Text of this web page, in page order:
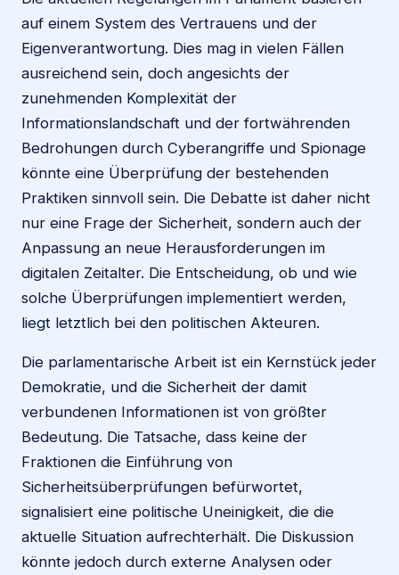
auf einem System des Vertrauens und der
Eigenverantwortung. Dies mag in vielen Fällen
ausreichend sein, doch angesichts der
zunehmenden Komplexität der
Informationslandschaft und der fortwährenden
Bedrohungen durch Cyberangriffe und Spionage
könnte eine Überprüfung der bestehenden
Praktiken sinnvoll sein. Die Debatte ist daher nicht
nur eine Frage der Sicherheit, sondern auch der
Anpassung an neue Herausforderungen im
digitalen Zeitalter. Die Entscheidung, ob und wie
solche Überprüfungen implementiert werden,
liegt letztlich bei den politischen Akteuren.
Die parlamentarische Arbeit ist ein Kernstück jeder
Demokratie, und die Sicherheit der damit
verbundenen Informationen ist von größter
Bedeutung. Die Tatsache, dass keine der
Fraktionen die Einführung von
Sicherheitsüberprüfungen befürwortet,
signalisiert eine politische Uneinigkeit, die die
aktuelle Situation aufrechterhält. Die Diskussion
könnte jedoch durch externe Analysen oder